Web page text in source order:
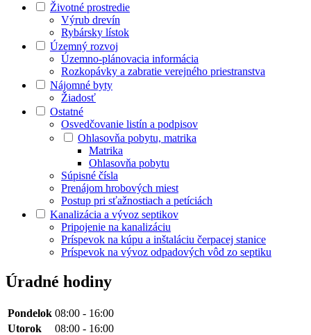
Životné prostredie
Výrub drevín
Rybársky lístok
Územný rozvoj
Územno-plánovacia informácia
Rozkopávky a zabratie verejného priestranstva
Nájomné byty
Žiadosť
Ostatné
Osvedčovanie listín a podpisov
Ohlasovňa pobytu, matrika
Matrika
Ohlasovňa pobytu
Súpisné čísla
Prenájom hrobových miest
Postup pri sťažnostiach a petíciách
Kanalizácia a vývoz septikov
Pripojenie na kanalizáciu
Príspevok na kúpu a inštaláciu čerpacej stanice
Príspevok na vývoz odpadových vôd zo septiku
Úradné hodiny
Pondelok 08:00 - 16:00
Utorok
08:00 - 16:00